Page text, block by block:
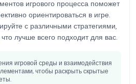
игрового процесса поможет
ориентироваться в игре.
с различными стратегиями,
лучше всего подходит для вас.
игровой среды и взаимодействия
чтобы раскрыть скрытые